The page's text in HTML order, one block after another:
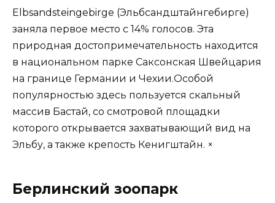
Elbsandsteingebirge (Эльбсандштайнгебирге)
заняла первое место с 14% голосов. Эта
природная достопримечательность находится
в национальном парке Саксонская Швейцария
на границе Германии и Чехии.Особой
популярностью здесь пользуется скальный
массив Бастай, со смотровой площадки
которого открывается захватывающий вид на
Эльбу, а также крепость Кенигштайн. ×
Берлинский зоопарк